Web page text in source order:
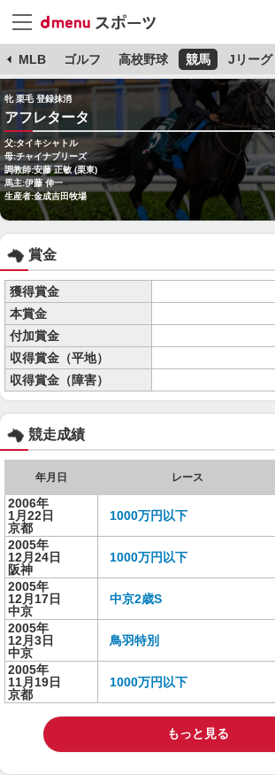
MLB ゴルフ 高校野球 競馬 Jリーグ
牝 栗毛 登録抹消
アフレタータ
父:タイキシャトル
母:チャイナブリーズ
調教師:安藤 正敏 (栗東)
馬主:伊藤 伸一
生産者:金成吉田牧場
賞金
獲得賞金
本賞金
付加賞金
収得賞金（平地）
収得賞金（障害）
競走成績
年月日 レース
2006年
1月22日
京都
1000万円以下
2005年
12月24日
阪神
1000万円以下
2005年
12月17日
中京
中京2歳S
2005年
12月3日
中京
鳥羽特別
2005年
11月19日
京都
1000万円以下
もっと見る